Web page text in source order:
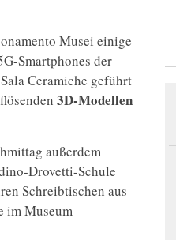
Musei einige
Smartphones der
Ceramiche geführt
3D-Modellen
außerdem
Drovetti-Schule
Schreibtischen aus
im Museum